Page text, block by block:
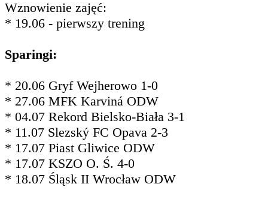
Wznowienie zajęć:
* 19.06 - pierwszy trening
Sparingi:
* 20.06 Gryf Wejherowo 1-0
* 27.06 MFK Karviná ODW
* 04.07 Rekord Bielsko-Biała 3-1
* 11.07 Slezský FC Opava 2-3
* 17.07 Piast Gliwice ODW
* 17.07 KSZO O. Ś. 4-0
* 18.07 Śląsk II Wrocław ODW